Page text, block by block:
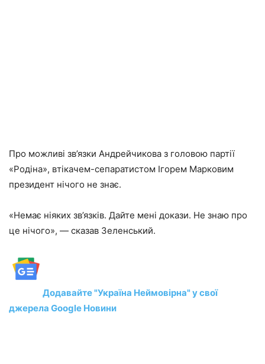
Про можливі зв’язки Андрейчикова з головою партії
«Родіна», втікачем-сепаратистом Ігорем Марковим
президент нічого не знає.
«Немає ніяких зв’язків. Дайте мені докази. Не знаю про
це нічого», — сказав Зеленський.
Додавайте "Україна Неймовірна" у свої
джерела Google Новини